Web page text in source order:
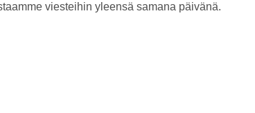
viesteihin yleensä samana päivänä.